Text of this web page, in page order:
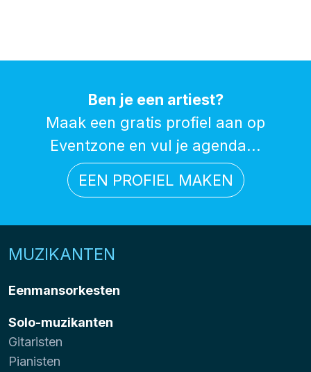
Ben je een artiest?
Maak een gratis profiel aan op
Eventzone en vul je agenda...
EEN PROFIEL MAKEN
MUZIKANTEN
Eenmansorkesten
Solo-muzikanten
Gitaristen
Pianisten